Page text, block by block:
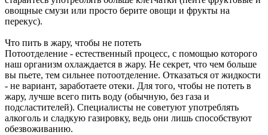
овощные смузи или просто берите овощи и фрукты на
перекус).
Что пить в жару, чтобы не потеть
Потоотделение - естественный процесс, с помощью которого
наш организм охлаждается в жару. Не секрет, что чем больше
вы пьете, тем сильнее потоотделение. Отказаться от жидкости
- не вариант, заработаете отеки. Для того, чтобы не потеть в
жару, лучше всего пить воду (обычную, без газа и
подсластителей). Специалисты не советуют употреблять
алкоголь и сладкую газировку, ведь они лишь способствуют
обезвоживанию.